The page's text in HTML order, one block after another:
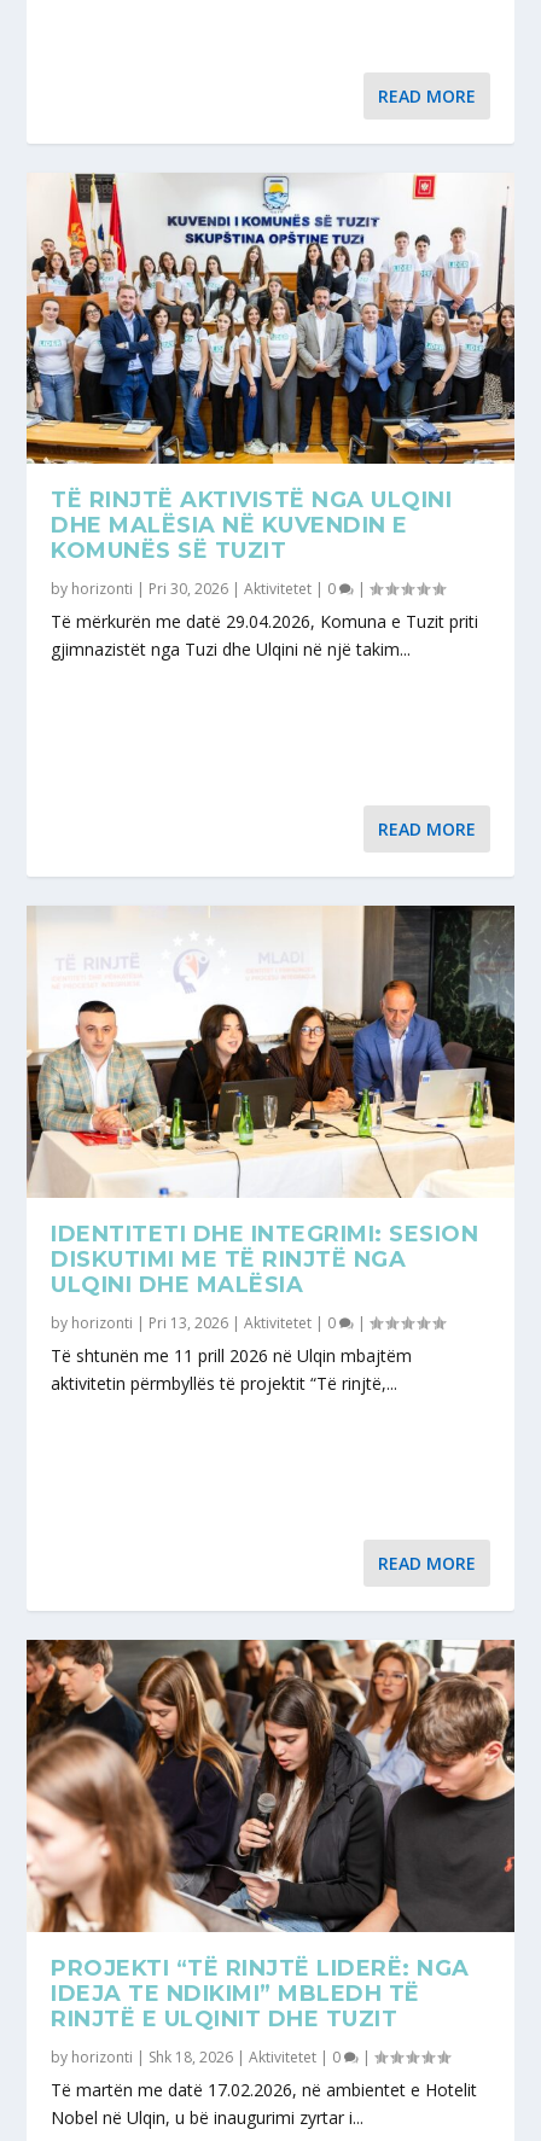
READ MORE
TË RINJTË AKTIVISTË NGA ULQINI
DHE MALËSIA NË KUVENDIN E
KOMUNËS SË TUZIT
by horizonti | Pri 30, 2026 |Aktivitetet | 0 |
Të mërkurën me datë 29.04.2026, Komuna e Tuzit priti
gjimnazistët nga Tuzi dhe Ulqini në një takim...
READ MORE
IDENTITETI DHE INTEGRIMI: SESION
DISKUTIMI ME TË RINJTË NGA
ULQINI DHE MALËSIA
by horizonti | Pri 13, 2026 |Aktivitetet | 0 |
Të shtunën me 11 prill 2026 në Ulqin mbajtëm
aktivitetin përmbyllës të projektit “Të rinjtë,...
READ MORE
PROJEKTI “TË RINJTË LIDERË: NGA
IDEJA TE NDIKIMI” MBLEDH TË
RINJTË E ULQINIT DHE TUZIT
by horizonti | Shk 18, 2026 |Aktivitetet | 0 |
Të martën me datë 17.02.2026, në ambientet e Hotelit
Nobel në Ulqin, u bë inaugurimi zyrtar i...